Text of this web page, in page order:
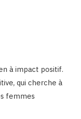
à impact positif.
qui cherche à
femmes